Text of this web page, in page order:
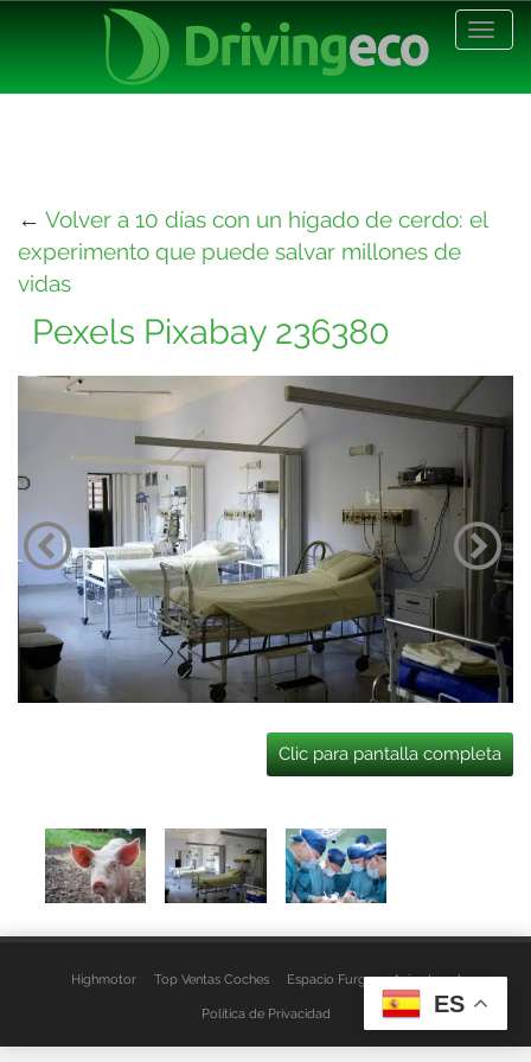
← Volver a 10 días con un hígado de cerdo: el
experimento que puede salvar millones de
vidas
Pexels Pixabay 236380
Clic para pantalla completa
Highmotor Top Ventas Coches Espacio Furgo Aviso Legal
Política de Privacidad ES